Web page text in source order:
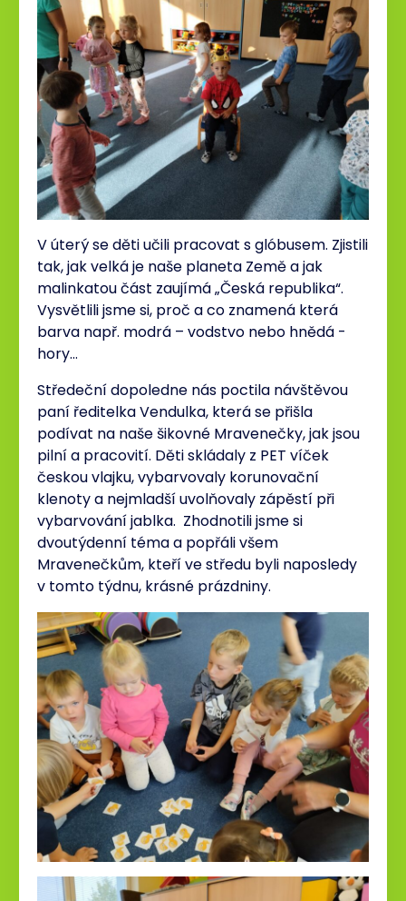
V úterý se děti učili pracovat s glóbusem. Zjistili
tak, jak velká je naše planeta Země a jak
malinkatou část zaujímá „Česká republika“.
Vysvětlili jsme si, proč a co znamená která
barva např. modrá – vodstvo nebo hnědá -
hory…
Středeční dopoledne nás poctila návštěvou
paní ředitelka Vendulka, která se přišla
podívat na naše šikovné Mravenečky, jak jsou
pilní a pracovití. Děti skládaly z PET víček
českou vlajku, vybarvovaly korunovační
klenoty a nejmladší uvolňovaly zápěstí při
vybarvování jablka. Zhodnotili jsme si
dvoutýdenní téma a popřáli všem
Mravenečkům, kteří ve středu byli naposledy
v tomto týdnu, krásné prázdniny.